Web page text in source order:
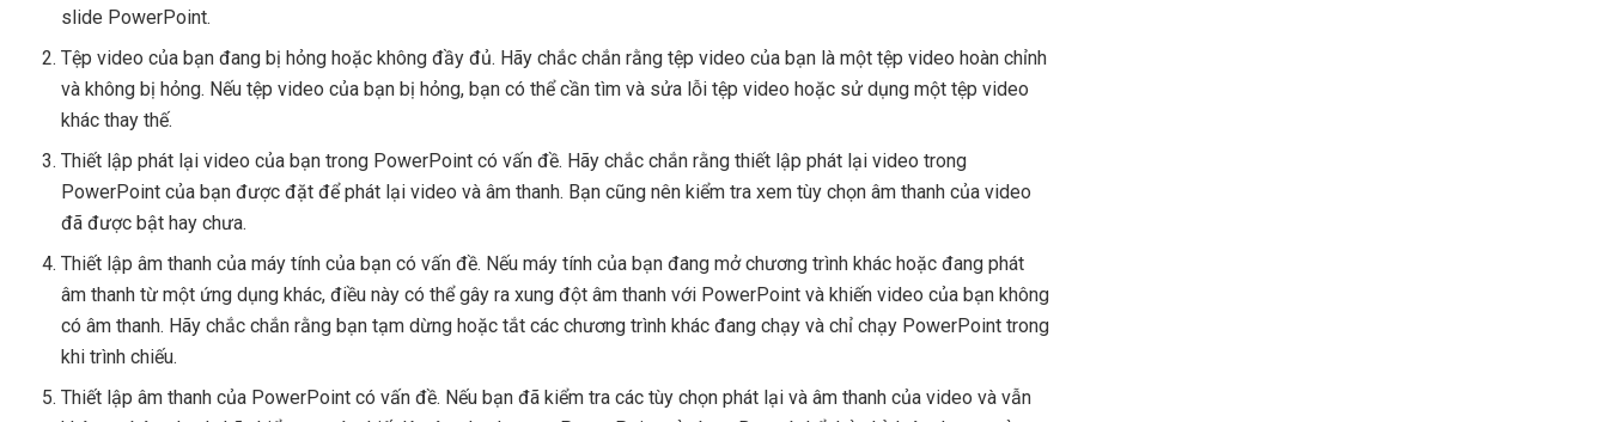
slide PowerPoint.
Tệp video của bạn đang bị hỏng hoặc không đầy đủ. Hãy chắc chắn rằng tệp video của bạn là một tệp video hoàn chỉnh
và không bị hỏng. Nếu tệp video của bạn bị hỏng, bạn có thể cần tìm và sửa lỗi tệp video hoặc sử dụng một tệp video
khác thay thế.
Thiết lập phát lại video của bạn trong PowerPoint có vấn đề. Hãy chắc chắn rằng thiết lập phát lại video trong
PowerPoint của bạn được đặt để phát lại video và âm thanh. Bạn cũng nên kiểm tra xem tùy chọn âm thanh của video
đã được bật hay chưa.
Thiết lập âm thanh của máy tính của bạn có vấn đề. Nếu máy tính của bạn đang mở chương trình khác hoặc đang phát
âm thanh từ một ứng dụng khác, điều này có thể gây ra xung đột âm thanh với PowerPoint và khiến video của bạn không
có âm thanh. Hãy chắc chắn rằng bạn tạm dừng hoặc tắt các chương trình khác đang chạy và chỉ chạy PowerPoint trong
khi trình chiếu.
Thiết lập âm thanh của PowerPoint có vấn đề. Nếu bạn đã kiểm tra các tùy chọn phát lại và âm thanh của video và vẫn